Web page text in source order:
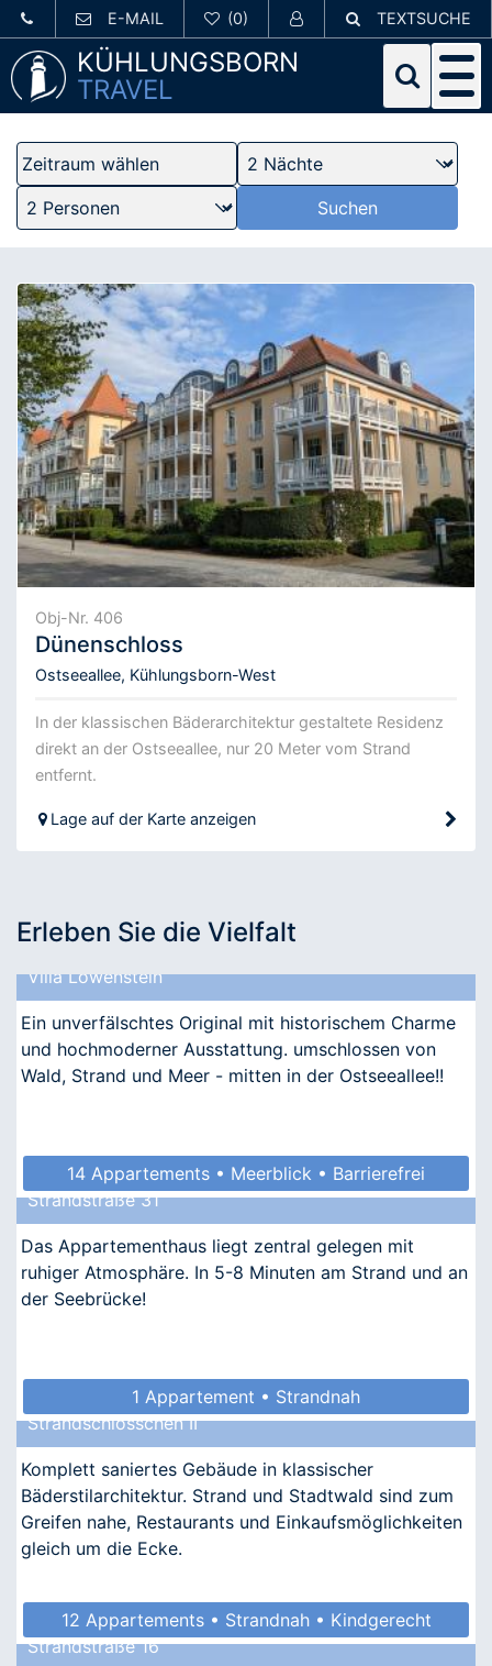
E-MAIL TEXTSUCHE
KÜHLUNGSBORN
TRAVEL
Obj-Nr. 406
Dünenschloss
Ostseeallee, Kühlungsborn-West
In der klassischen Bäderarchitektur gestaltete Residenz
direkt an der Ostseeallee, nur 20 Meter vom Strand
entfernt.
Lage auf der Karte anzeigen
Erleben Sie die Vielfalt
Villa Löwenstein
Ein unverfälschtes Original mit historischem Charme
und hochmoderner Ausstattung. umschlossen von
Wald, Strand und Meer - mitten in der Ostseeallee!!
14 Appartements • Meerblick • Barrierefrei
Strandstraße 31
Das Appartementhaus liegt zentral gelegen mit
ruhiger Atmosphäre. In 5-8 Minuten am Strand und an
der Seebrücke!
1 Appartement • Strandnah
Strandschlösschen II
Komplett saniertes Gebäude in klassischer
Bäderstilarchitektur. Strand und Stadtwald sind zum
Greifen nahe, Restaurants und Einkaufsmöglichkeiten
gleich um die Ecke.
12 Appartements • Strandnah • Kindgerecht
• Barrierefrei • Allergikergeeignet
Strandstraße 16